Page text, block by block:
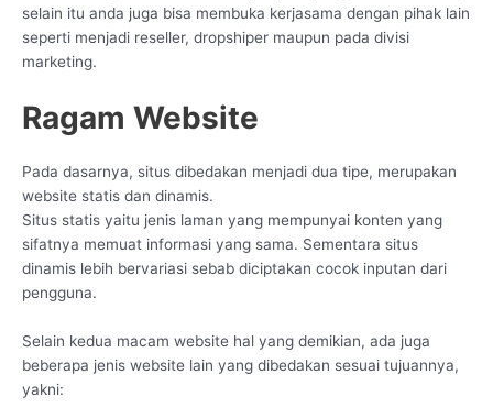
selain itu anda juga bisa membuka kerjasama dengan pihak lain
seperti menjadi reseller, dropshiper maupun pada divisi
marketing.
Ragam Website
Pada dasarnya, situs dibedakan menjadi dua tipe, merupakan
website statis dan dinamis.
Situs statis yaitu jenis laman yang mempunyai konten yang
sifatnya memuat informasi yang sama. Sementara situs
dinamis lebih bervariasi sebab diciptakan cocok inputan dari
pengguna.
Selain kedua macam website hal yang demikian, ada juga
beberapa jenis website lain yang dibedakan sesuai tujuannya,
yakni: